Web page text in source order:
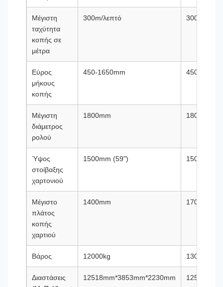
Μέγιστη
ταχύτητα
κοπής σε
μέτρα
300m/λεπτό 300m/
Εύρος
μήκους
κοπής
450-1650mm 450-
Μέγιστη
διάμετρος
ρολού
1800mm 1800mm
Ύψος
στοίβαξης
χαρτονιού
1500mm (59") 1500mm
Μέγιστο
πλάτος
κοπής
χαρτιού
1400mm 1700mm
Βάρος 12000kg 13000kg
Διαστάσεις
12518mm*3853mm*2230mm